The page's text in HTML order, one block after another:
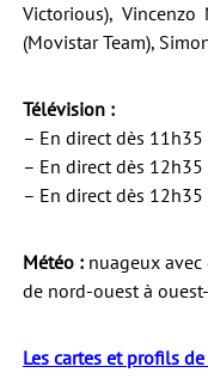
Victorious), Vincenzo
(Movistar Team),
Télévision :
– En direct dès
– En direct dès 12h35
– En direct dès 12h35
Météo : nuageux
de nord-ouest à
Les cartes et profils